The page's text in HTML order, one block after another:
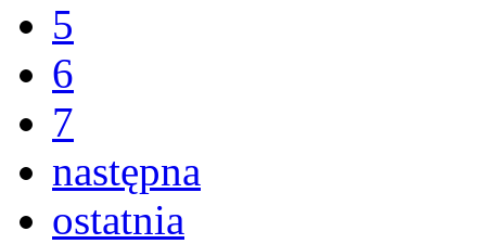
5
6
7
następna
ostatnia